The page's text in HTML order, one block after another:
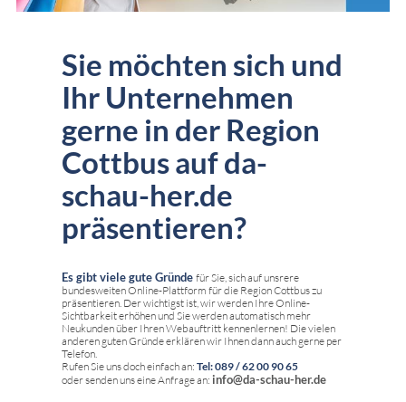
Sie möchten sich und
Ihr Unternehmen
gerne in der Region
Cottbus auf da-
schau-her.de
präsentieren?
Es gibt viele gute Gründe für Sie, sich auf unsrere
bundesweiten Online-Plattform für die Region Cottbus zu
präsentieren. Der wichtigst ist, wir werden Ihre Online-
Sichtbarkeit erhöhen und Sie werden automatisch mehr
Neukunden über Ihren Webauftritt kennenlernen! Die vielen
anderen guten Gründe erklären wir Ihnen dann auch gerne per
Telefon.
Rufen Sie uns doch einfach an: Tel: 089 / 62 00 90 65
oder senden uns eine Anfrage an: info@da-schau-her.de